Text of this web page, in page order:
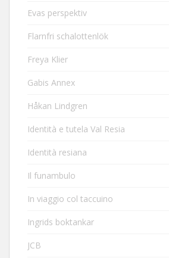
Evas perspektiv
Flarnfri schalottenlök
Freya Klier
Gabis Annex
Håkan Lindgren
Identità e tutela Val Resia
Identità resiana
Il funambulo
In viaggio col taccuino
Ingrids boktankar
JCB